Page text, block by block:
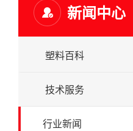
新闻中心
塑料百科
技术服务
行业新闻